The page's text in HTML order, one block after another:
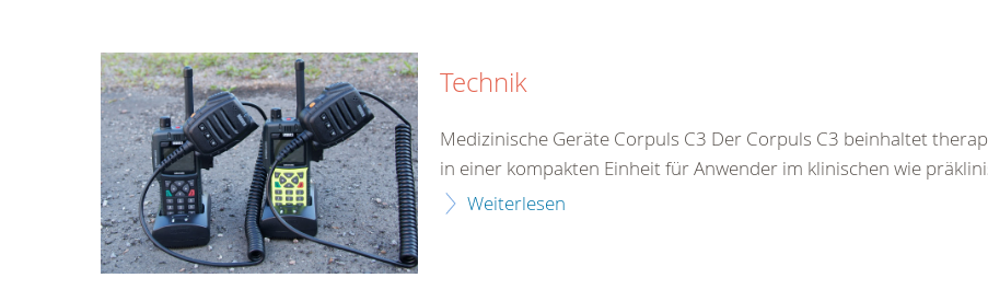
Technik
Medizinische Geräte Corpuls C3 Der Corpuls C3 beinhaltet
in einer kompakten Einheit für Anwender im klinischen wie
Weiterlesen